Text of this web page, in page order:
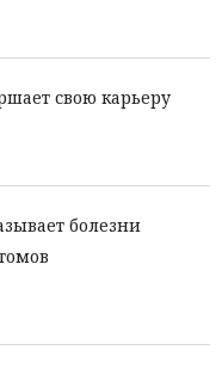
свою карьеру
болезни